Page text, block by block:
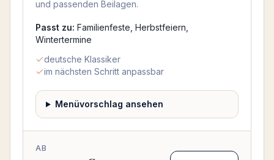
und passenden Beilagen.
Passt zu: Familienfeste, Herbstfeiern,
Wintertermine
deutsche Klassiker
im nächsten Schritt anpassbar
Menüvorschlag ansehen
AB